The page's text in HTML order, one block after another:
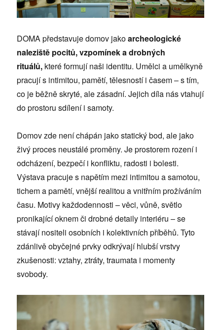
DOMA představuje domov jakoarcheologické
naleziště pocitů, vzpomínek a drobných
rituálů, které formují naši identitu. Umělci a umělkyně
pracují s intimitou, pamětí, tělesností i časem – s tím,
co je běžně skryté, ale zásadní. Jejich díla nás vtahují
do prostoru sdílení i samoty.
Domov zde není chápán jako statický bod, ale jako
živý proces neustálé proměny. Je prostorem rození i
odcházení, bezpečí i konfliktu, radosti i bolesti.
Výstava pracuje s napětím mezi intimitou a samotou,
tichem a pamětí, vnější realitou a vnitřním prožíváním
času. Motivy každodennosti – věci, vůně, světlo
pronikající oknem či drobné detaily interiéru – se
stávají nositeli osobních i kolektivních příběhů. Tyto
zdánlivě obyčejné prvky odkrývají hlubší vrstvy
zkušenosti: vztahy, ztráty, traumata i momenty
svobody.